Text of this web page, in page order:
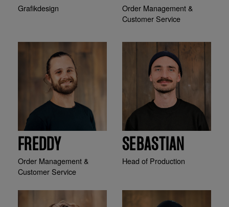
Grafikdesign
Order Management &
Customer Service
FREDDY
Order Management &
Customer Service
SEBASTIAN
Head of Production